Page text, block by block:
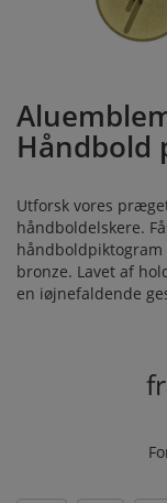
Håndbold
Utforsk vores
håndboldelskere.
bronze. Lavet af
en iøjnefaldende